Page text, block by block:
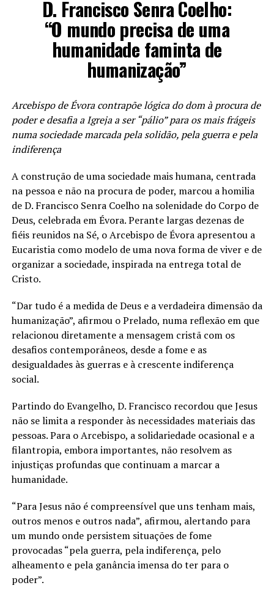
D. Francisco Senra Coelho:
“O mundo precisa de uma
humanidade faminta de
humanização”
Arcebispo de Évora contrapõe lógica do dom à procura de
poder e desafia a Igreja a ser “pálio” para os mais frágeis
numa sociedade marcada pela solidão, pela guerra e pela
indiferença
A construção de uma sociedade mais humana, centrada
na pessoa e não na procura de poder, marcou a homilia
de D. Francisco Senra Coelho na solenidade do Corpo de
Deus, celebrada em Évora. Perante largas dezenas de
fiéis reunidos na Sé, o Arcebispo de Évora apresentou a
Eucaristia como modelo de uma nova forma de viver e de
organizar a sociedade, inspirada na entrega total de
Cristo.
“Dar tudo é a medida de Deus e a verdadeira dimensão da
humanização”, afirmou o Prelado, numa reflexão em que
relacionou diretamente a mensagem cristã com os
desafios contemporâneos, desde a fome e as
desigualdades às guerras e à crescente indiferença
social.
Partindo do Evangelho, D. Francisco recordou que Jesus
não se limita a responder às necessidades materiais das
pessoas. Para o Arcebispo, a solidariedade ocasional e a
filantropia, embora importantes, não resolvem as
injustiças profundas que continuam a marcar a
humanidade.
“Para Jesus não é compreensível que uns tenham mais,
outros menos e outros nada”, afirmou, alertando para
um mundo onde persistem situações de fome
provocadas “pela guerra, pela indiferença, pelo
alheamento e pela ganância imensa do ter para o
poder”.